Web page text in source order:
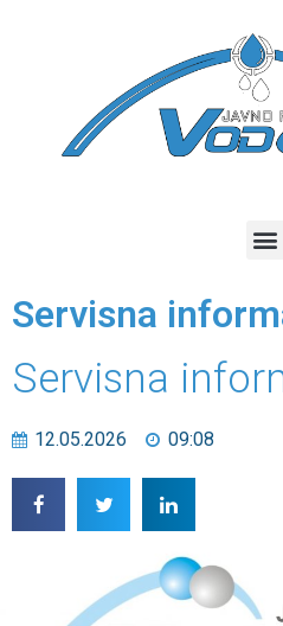
Servisna
Servisna
12.05.2026 09:08